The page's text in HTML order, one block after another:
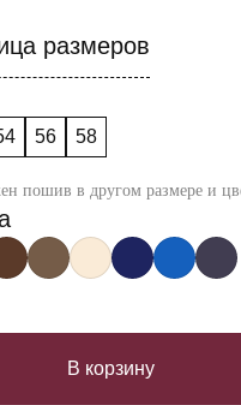
размеров
56 58
пошив в другом размере и
В корзину